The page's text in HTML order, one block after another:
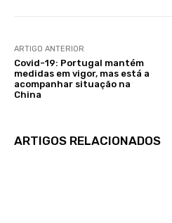
ARTIGO ANTERIOR
Covid-19: Portugal mantém
medidas em vigor, mas está a
acompanhar situação na
China
ARTIGOS RELACIONADOS